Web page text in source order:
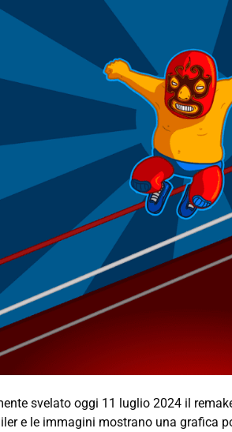
svelato oggi 11 luglio 2024 il
e le immagini mostrano una grafica